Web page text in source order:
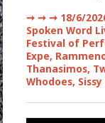
➞ ➞ ➞18/6/
Spoken Word
Festival of
Expe,
Thanasimos,
Whodoes,